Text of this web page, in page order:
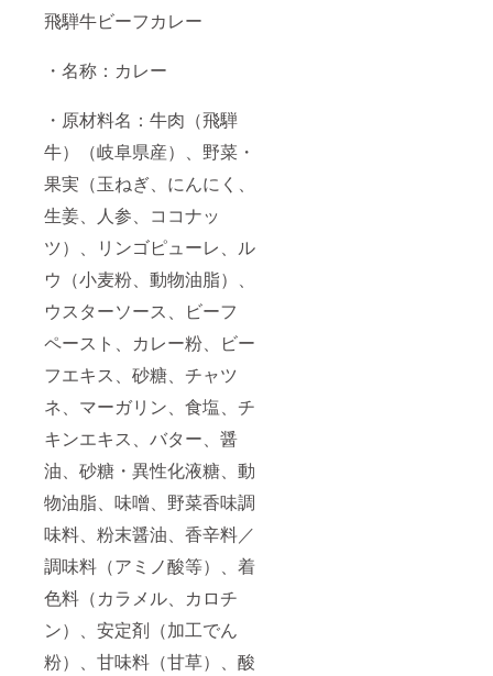
飛騨牛ビーフカレー
・名称：カレー
・原材料名：牛肉（飛騨
牛）（岐阜県産）、野菜・
果実（玉ねぎ、にんにく、
生姜、人参、ココナッ
ツ）、リンゴピューレ、ル
ウ（小麦粉、動物油脂）、
ウスターソース、ビーフ
ペースト、カレー粉、ビー
フエキス、砂糖、チャツ
ネ、マーガリン、食塩、チ
キンエキス、バター、醤
油、砂糖・異性化液糖、動
物油脂、味噌、野菜香味調
味料、粉末醤油、香辛料／
調味料（アミノ酸等）、着
色料（カラメル、カロチ
ン）、安定剤（加工でん
粉）、甘味料（甘草）、酸